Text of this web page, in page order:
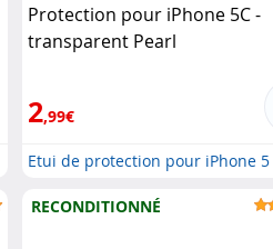
Protection pour iPhone 5C -
transparent Pearl
2,99€
Etui de protection pour iPhone 5
RECONDITIONNÉ